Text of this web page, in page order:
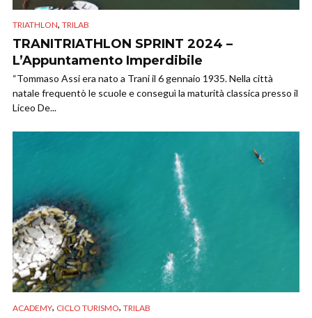
TRIATHLON, TRILAB
TRANITRIATHLON SPRINT 2024 –
L’Appuntamento Imperdibile
“Tommaso Assi era nato a Trani il 6 gennaio 1935. Nella città
natale frequentò le scuole e conseguì la maturità classica presso il
Liceo De...
ACADEMY, CICLO TURISMO, TRILAB